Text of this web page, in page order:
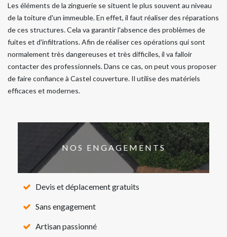
Les éléments de la zinguerie se situent le plus souvent au niveau
de la toiture d'un immeuble. En effet, il faut réaliser des réparations
de ces structures. Cela va garantir l'absence des problèmes de
fuites et d'infiltrations. Afin de réaliser ces opérations qui sont
normalement très dangereuses et très difficiles, il va falloir
contacter des professionnels. Dans ce cas, on peut vous proposer
de faire confiance à Castel couverture. Il utilise des matériels
efficaces et modernes.
NOS ENGAGEMENTS
Devis et déplacement gratuits
Sans engagement
Artisan passionné